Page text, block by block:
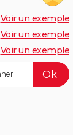
Voir un exemple
Voir un exemple
Voir un exemple